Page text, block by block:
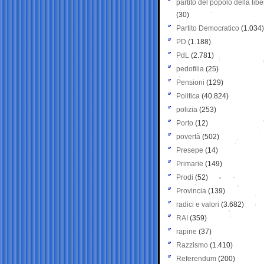
partito del popolo della
(30)
Partito Democratico (1.034)
PD (1.188)
PdL (2.781)
pedofilia (25)
Pensioni (129)
Politica (40.824)
polizia (253)
Porto (12)
povertà (502)
Presepe (14)
Primarie (149)
Prodi (52)
Provincia (139)
radici e valori (3.682)
RAI (359)
rapine (37)
Razzismo (1.410)
Referendum (200)